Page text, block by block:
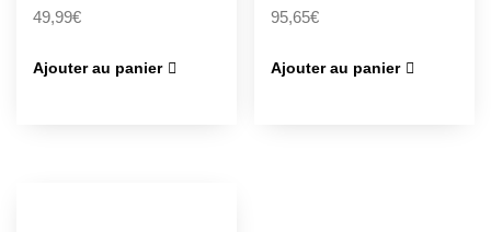
49,99€
Ajouter au panier
95,65€
Ajouter au panier